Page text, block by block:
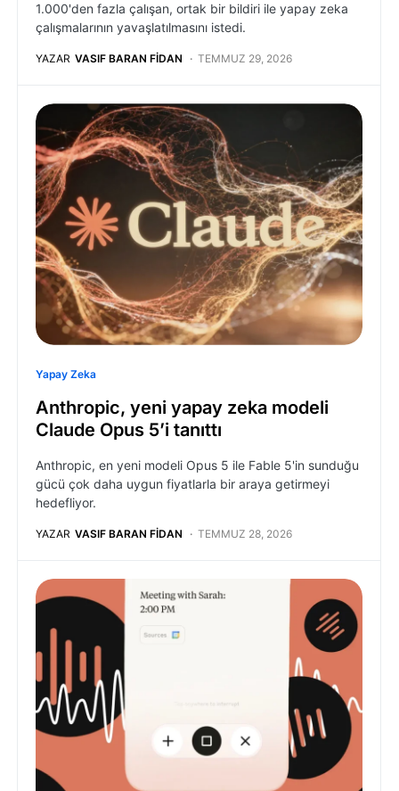
1.000'den fazla çalışan, ortak bir bildiri ile yapay zeka
çalışmalarının yavaşlatılmasını istedi.
YAZAR VASIF BARAN FIDAN TEMMUZ 29, 2026
Yapay Zeka
Anthropic, yeni yapay zeka modeli
Claude Opus 5’i tanıttı
Anthropic, en yeni modeli Opus 5 ile Fable 5'in sunduğu
gücü çok daha uygun fiyatlarla bir araya getirmeyi
hedefliyor.
YAZAR VASIF BARAN FIDAN TEMMUZ 28, 2026